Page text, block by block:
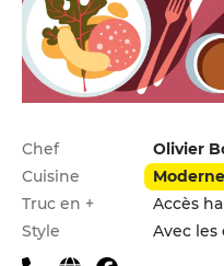
Infos
Chef
Olivier
Cuisine
Moderne
Truc en +
Accès
Style
Avec les